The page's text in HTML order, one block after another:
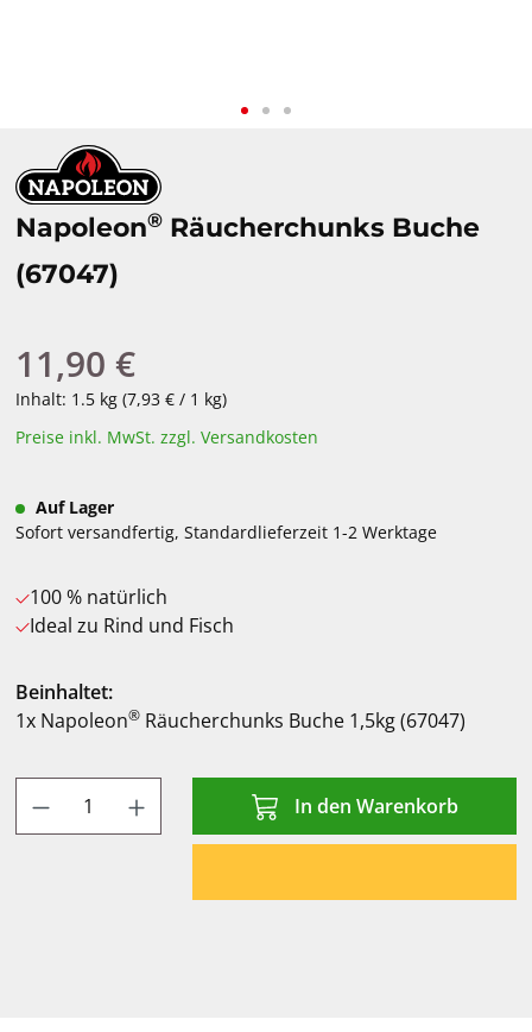
Napoleon® Räucherchunks Buche
(67047)
Regulärer Preis:
11,90 €
Inhalt: 1.5 kg (7,93 € / 1 kg)
Preise inkl. MwSt. zzgl. Versandkosten
Auf Lager
Sofort versandfertig, Standardlieferzeit 1-2 Werktage
100 % natürlich
Ideal zu Rind und Fisch
Beinhaltet:
1x Napoleon® Räucherchunks Buche 1,5kg (67047)
Produkt Anzahl: Gib den gewünschten
In den Warenkorb